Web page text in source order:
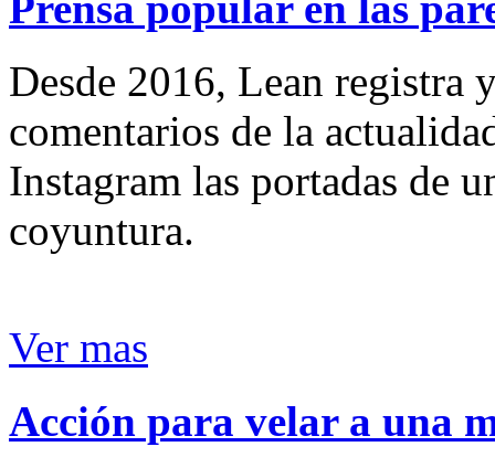
Desde 2016, Lean registra
comentarios de la
Instagram las portadas de
coyuntura.
Ver mas
Acción para velar a una